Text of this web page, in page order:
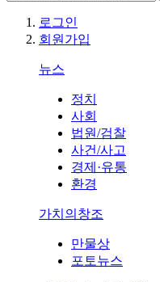
로그인
회원가입
뉴스
정치
사회
법원/검찰
사건/사고
경제·유통
환경
가치의창조
만물상
포토뉴스